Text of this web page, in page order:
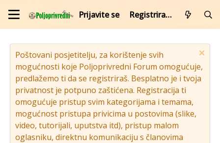
Prijavite se Registrirajte se
Poštovani posjetitelju, za korištenje svih
mogućnosti koje Poljoprivredni Forum omogućuje,
predlažemo ti da se registriraš. Besplatno je i tvoja
privatnost je potpuno zaštićena. Registracija ti
omogućuje pristup svim kategorijama i temama,
mogućnost pristupa privicima u postovima (slike,
video, tutorijali, uputstva itd), pristup malom
oglasniku, direktnu komunikaciju s članovima